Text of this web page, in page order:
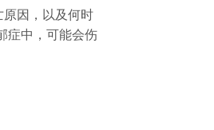
因，以及何时
症中，可能会伤